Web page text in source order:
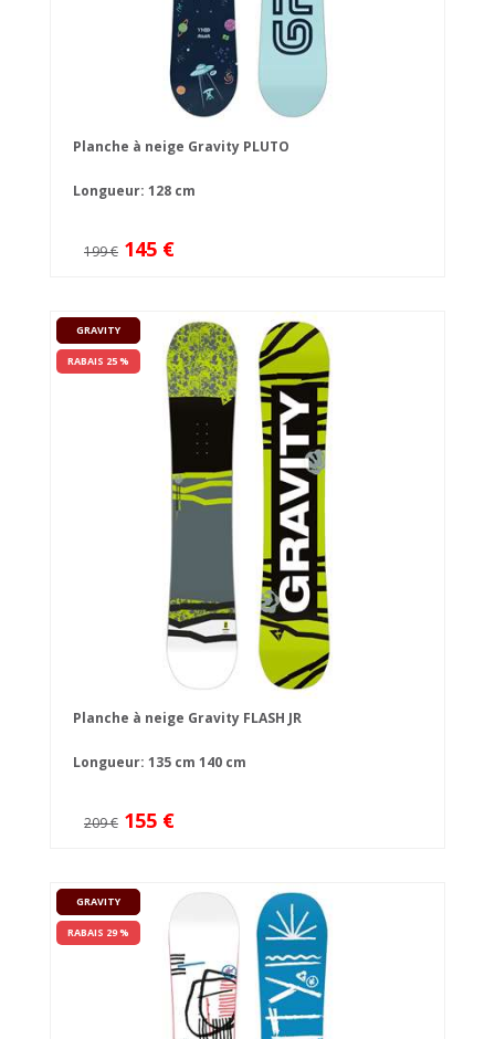
Planche à neige Gravity PLUTO
Longueur: 128 cm
199 € 145 €
GRAVITY
RABAIS 25 %
Planche à neige Gravity FLASH JR
Longueur: 135 cm 140 cm
209 € 155 €
GRAVITY
RABAIS 29 %